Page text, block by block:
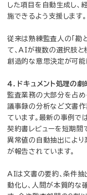
した項目を自動生成し、
施できるよう支援します。
従来は熟練監査人の「勘
て、AIが複数の選択肢と
創造的な意思決定が可能
４．ドキュメント処理の
監査業務の大部分を占め
議事録の分析など文書
ています。最新の事例
契約書レビューを短期間
異常値の自動抽出によ
が報告されています。
AIは文書の要約、条件抽
動化し、人間が本質的な